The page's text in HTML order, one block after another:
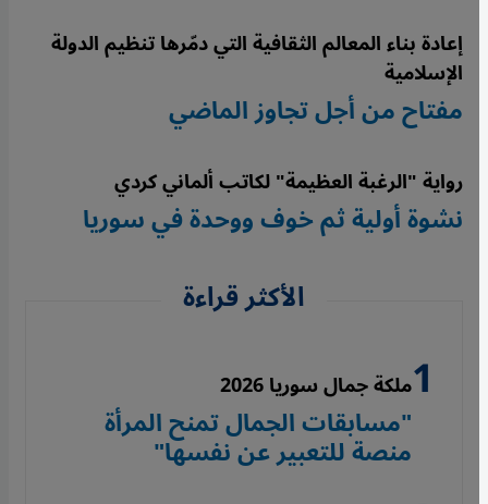
إعادة بناء المعالم الثقافية التي دمّرها تنظيم الدولة
الإسلامية
مفتاح من أجل تجاوز الماضي
رواية "الرغبة العظيمة" لكاتب ألماني كردي
نشوة أولية ثم خوف ووحدة في سوريا
الأكثر قراءة
ملكة جمال سوريا 2026
"مسابقات الجمال تمنح المرأة
منصة للتعبير عن نفسها"